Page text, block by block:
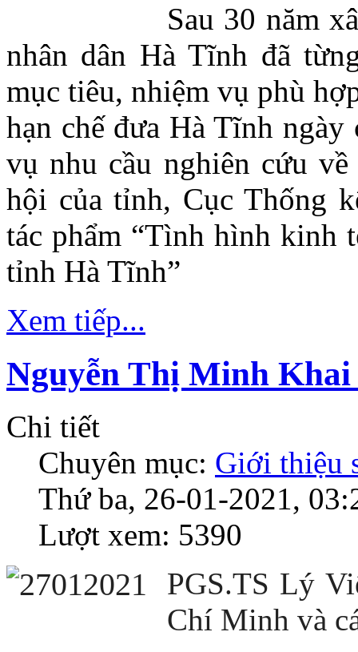
Sau 30 năm
nhân dân Hà Tĩnh đã
mục tiêu, nhiệm vụ phù
hạn chế đưa Hà Tĩnh
vụ nhu cầu nghiên cứu
hội của tỉnh, Cục Thống
tác phẩm “Tình hình kinh
tỉnh Hà Tĩnh”
Xem tiếp...
Nguyễn Thị Minh Khai
Chi tiết
Chuyên mục: Giới thiệu
Thứ ba, 26-01-2021,
Lượt xem: 5390
PGS.TS Lý
Chí Minh và